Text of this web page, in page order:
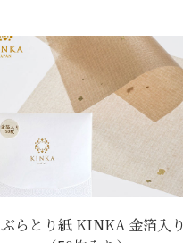
らとり紙 KINKA 金箔入り